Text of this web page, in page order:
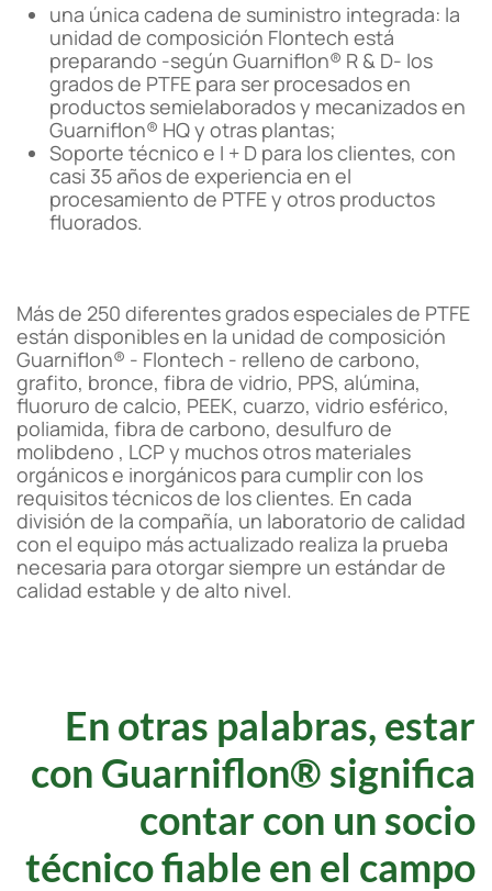
una única cadena de suministro integrada: la
unidad de composición Flontech está
preparando -según Guarniflon® R & D- los
grados de PTFE para ser procesados en
productos semielaborados y mecanizados en
Guarniflon® HQ y otras plantas;
Soporte técnico e I + D para los clientes, con
casi 35 años de experiencia en el
procesamiento de PTFE y otros productos
fluorados.
Más de 250 diferentes grados especiales de PTFE
están disponibles en la unidad de composición
Guarniflon® - Flontech - relleno de carbono,
grafito, bronce, fibra de vidrio, PPS, alúmina,
fluoruro de calcio, PEEK, cuarzo, vidrio esférico,
poliamida, fibra de carbono, desulfuro de
molibdeno , LCP y muchos otros materiales
orgánicos e inorgánicos para cumplir con los
requisitos técnicos de los clientes. En cada
división de la compañía, un laboratorio de calidad
con el equipo más actualizado realiza la prueba
necesaria para otorgar siempre un estándar de
calidad estable y de alto nivel.
En otras palabras, estar
con Guarniflon® significa
contar con un socio
técnico fiable en el campo